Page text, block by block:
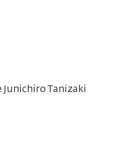
Junichiro Tanizaki